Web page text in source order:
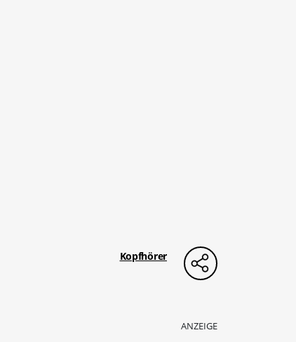
Kopfhörer
ANZEIGE